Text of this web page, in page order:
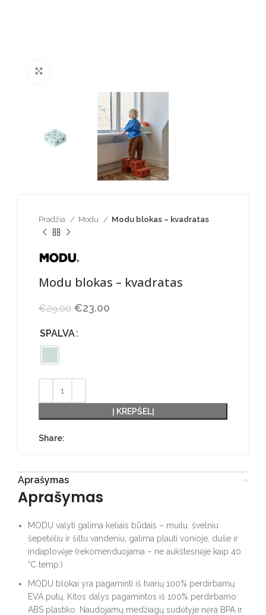
Pradžia Modu Modu blokas – kvadratas
Modu blokas – kvadratas
€29.00 Original price was: €29.00.
€23.00
SPALVA
Į KREPŠELĮ
Share:
Aprašymas
Aprašymas
MODU valyti galima keliais būdais – muilu, švelniu
šepetėliu ir šiltu vandeniu, galima plauti vonioje, duše ir
indaplovėje (rekomenduojama – ne aukštesnėje kaip 40
°C temp.)
MODU blokai yra pagaminti iš tvarių 100% perdirbamų
EVA putų. Kitos dalys pagamintos iš 100% perdirbamo
ABS plastiko. Naudojamų medžiagų sudėtyje nėra BPA ir